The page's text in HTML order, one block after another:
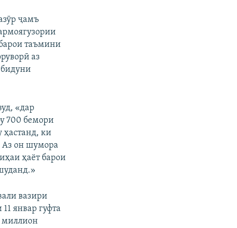
ҷамъ
таъмини
аз
«дар
700 бемори
ҳастанд, ки
Аз он шумора
ҳаёт барои
вазири
январ гуфта
миллион